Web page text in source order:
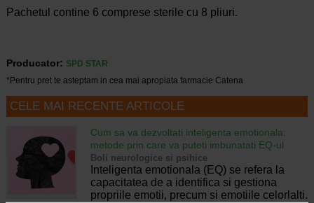
Pachetul contine 6 comprese sterile cu 8 pliuri.
Producator: SPD STAR
*Pentru pret te asteptam in cea mai apropiata farmacie Catena
CELE MAI RECENTE ARTICOLE
Cum sa va dezvoltati inteligenta emotionala:
metode prin care va puteti imbunatati EQ-ul
Boli neurologice si psihice
Inteligenta emotionala (EQ) se refera la
capacitatea de a identifica si gestiona
propriile emotii, precum si emotiile celorlalti.